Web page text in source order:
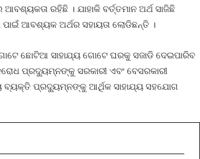
ରହିଛି । ଯାହାକି ବର୍ତ୍ତମାନ ଅର୍ଥ ସାଜିଛି
ଆବଶ୍ୟକ ଅର୍ଥର ସହାୟତା ଲୋଡିଛନ୍ତି ।
ଛୋଟିଆ ସାହାଯ୍ୟ ଗୋଟେ ଘରକୁ ସଜାଡି ଦେଇପାରିବ
ପ୍ରଦ୍ୟୁମ୍ନଙ୍କୁ ସରକାରୀ ଏବଂ ବେସରକାରୀ
ପ୍ରଦ୍ୟୁମ୍ନଙ୍କୁ ଆର୍ଥିକ ସାହାଯ୍ୟ ସହଯୋଗ